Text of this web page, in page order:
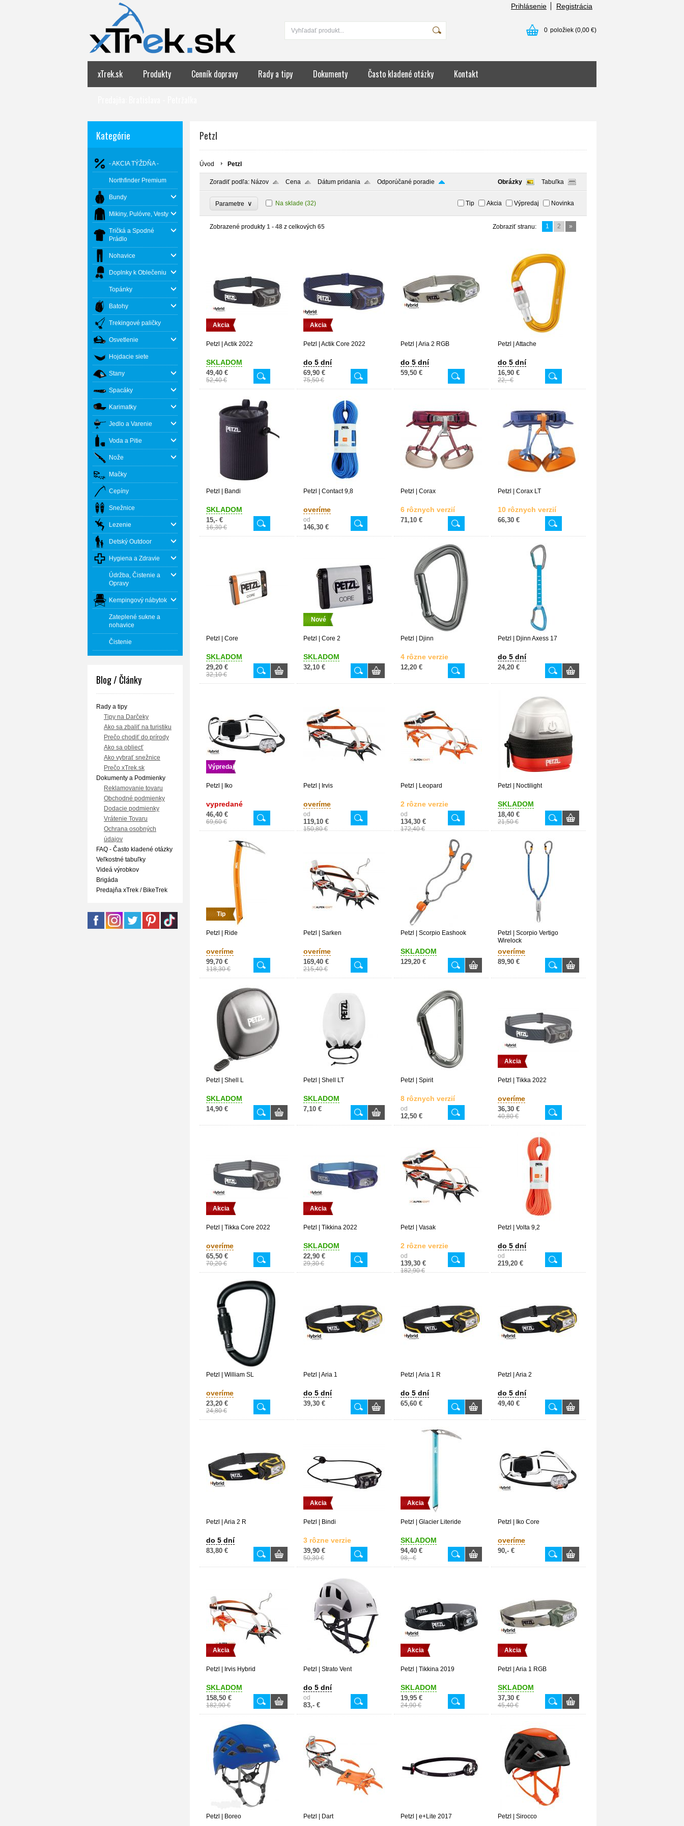
Prihlásenie Registrácia
0 položiek (0,00 €)
xTrek.sk Produkty Cenník dopravy Rady a tipy Dokumenty Často kladené otázky Kontakt
Kategórie
- AKCIA TÝŽDŇA -
Northfinder Premium
Bundy
Mikiny, Pulóvre, Vesty
Tričká a Spodné
Prádlo
Nohavice
Doplnky k Oblečeniu
Topánky
Batohy
Trekingové paličky
Osvetlenie
Hojdacie siete
Stany
Spacáky
Karimatky
Jedlo a Varenie
Voda a Pitie
Nože
Mačky
Cepíny
Snežnice
Lezenie
Detský Outdoor
Hygiena a Zdravie
Údržba, Čistenie a
Opravy
Kempingový nábytok
Zateplené sukne a
nohavice
Čistenie
Blog / Články
Rady a tipy
Tipy na Darčeky
Ako sa zbaliť na turistiku
Prečo chodiť do prírody
Ako sa obliecť
Ako vybrať snežnice
Prečo xTrek.sk
Dokumenty a Podmienky
Reklamovanie tovaru
Obchodné podmienky
Dodacie podmienky
Vrátenie Tovaru
Ochrana osobných
údajov
FAQ - Často kladené otázky
Veľkostné tabuľky
Videá výrobkov
Brigáda
Predajňa xTrek / BikeTrek
Petzl
Úvod Petzl
Zoradiť podľa: Názov Cena Dátum pridania Odporúčané poradie Obrázky Tabuľka
Parametre ∨ Na sklade (32) Tip Akcia Výpredaj Novinka
Zobrazené produkty 1 - 48 z celkových 65 Zobraziť stranu: 1 2 »
Akcia
Petzl | Actik 2022
SKLADOM
49,40 €
52,40 €
Akcia
Petzl | Actik Core 2022
do 5 dní
69,90 €
75,50 €
Petzl | Aria 2 RGB
do 5 dní
59,50 €
Petzl | Attache
do 5 dní
16,90 €
22,- €
Petzl | Bandi
SKLADOM
15,- €
16,30 €
Petzl | Contact 9,8
overíme
od
146,30 €
Petzl | Corax
6 rôznych verzií
71,10 €
Petzl | Corax LT
10 rôznych verzií
66,30 €
Petzl | Core
SKLADOM
29,20 €
32,10 €
Nové
Petzl | Core 2
SKLADOM
32,10 €
Petzl | Djinn
4 rôzne verzie
12,20 €
Petzl | Djinn Axess 17
do 5 dní
24,20 €
Výpredaj
Petzl | Iko
vypredané
46,40 €
69,60 €
Petzl | Irvis
overíme
od
119,10 €
150,80 €
Petzl | Leopard
2 rôzne verzie
od
134,30 €
172,40 €
Petzl | Noctilight
SKLADOM
18,40 €
21,50 €
Tip
Petzl | Ride
overíme
99,70 €
118,30 €
Petzl | Sarken
overíme
169,40 €
215,40 €
Petzl | Scorpio Eashook
SKLADOM
129,20 €
Petzl | Scorpio Vertigo
Wirelock
overíme
89,90 €
Petzl | Shell L
SKLADOM
14,90 €
Petzl | Shell LT
SKLADOM
7,10 €
Petzl | Spirit
8 rôznych verzií
od
12,50 €
Akcia
Petzl | Tikka 2022
overíme
36,30 €
40,80 €
Akcia
Petzl | Tikka Core 2022
overíme
65,50 €
70,20 €
Akcia
Petzl | Tikkina 2022
SKLADOM
22,90 €
29,30 €
Petzl | Vasak
2 rôzne verzie
od
139,30 €
182,90 €
Petzl | Volta 9,2
do 5 dní
od
219,20 €
Petzl | William SL
overíme
23,20 €
24,80 €
Petzl | Aria 1
do 5 dní
39,30 €
Petzl | Aria 1 R
do 5 dní
65,60 €
Petzl | Aria 2
do 5 dní
49,40 €
Petzl | Aria 2 R
do 5 dní
83,80 €
Akcia
Petzl | Bindi
3 rôzne verzie
39,90 €
50,30 €
Akcia
Petzl | Glacier Literide
SKLADOM
94,40 €
98,- €
Petzl | Iko Core
overíme
90,- €
Akcia
Petzl | Irvis Hybrid
SKLADOM
158,50 €
182,90 €
Petzl | Strato Vent
do 5 dní
od
83,- €
Akcia
Petzl | Tikkina 2019
SKLADOM
19,95 €
24,90 €
Akcia
Petzl | Aria 1 RGB
SKLADOM
37,30 €
45,40 €
Petzl | Boreo Petzl | Dart Petzl | e+Lite 2017 Petzl | Sirocco